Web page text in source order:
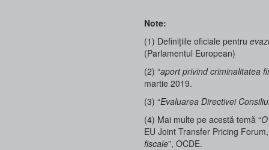
Note:
(1) Definițiile oficiale pentru
(Parlamentul European)
(2) “aport privind criminalitatea
martie 2019.
(3) “Evaluarea Directivei
(4) Mai multe pe acestă temă “
EU Joint Transfer Pricing
fiscale”, OCDE.